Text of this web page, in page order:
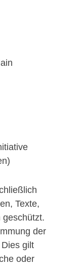
Texte,
geschützt.
der
gilt
oder